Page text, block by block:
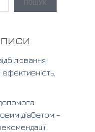
ПОШУК
діабетом –